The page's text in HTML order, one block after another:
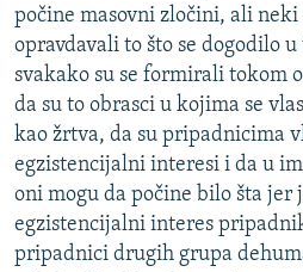
počine masovni zločini, ali
opravdavali to što se dogodilo
svakako su se formirali tokom
da su to obrasci u kojima se
kao žrtva, da su pripadnicima
egzistencijalni interesi i da u
oni mogu da počine bilo šta jer
egzistencijalni interes
pripadnici drugih grupa